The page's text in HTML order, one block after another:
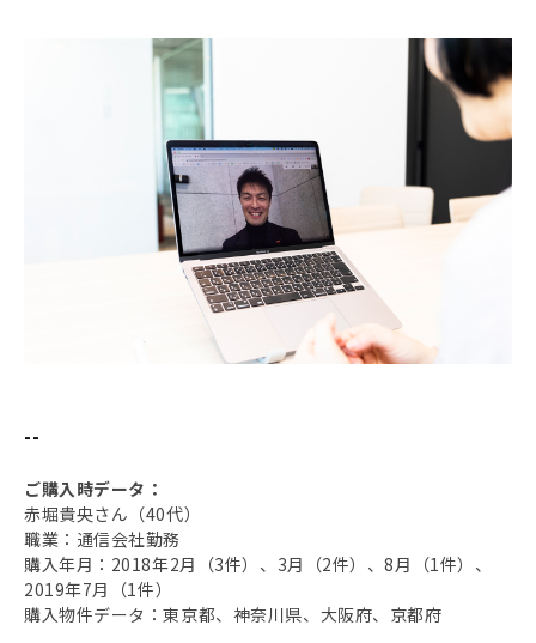
--
ご購入時データ：
赤堀貴央さん（40代）
職業：通信会社勤務
購入年月：2018年2月（3件）、3月（2件）、8月（1件）、
2019年7月（1件）
購入物件データ：東京都、神奈川県、大阪府、京都府